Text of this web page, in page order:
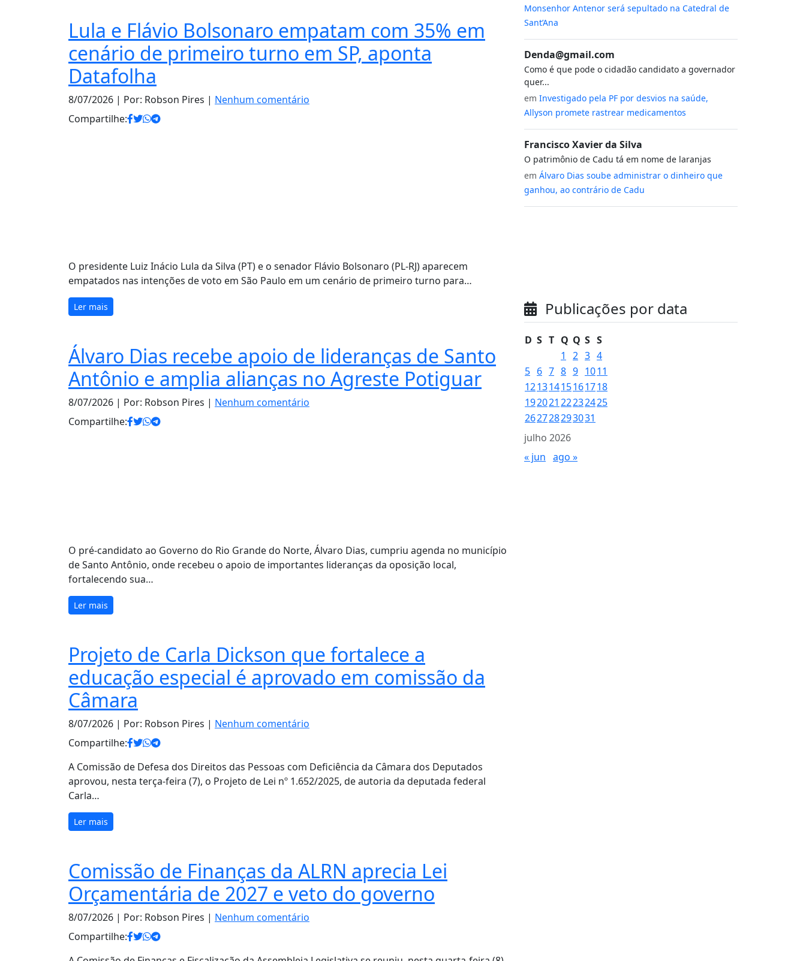
Lula e Flávio Bolsonaro empatam com 35% em
cenário de primeiro turno em SP, aponta
Datafolha
8/07/2026 | Por: Robson Pires | Nenhum comentário
Compartilhe:
O presidente Luiz Inácio Lula da Silva (PT) e o senador Flávio Bolsonaro (PL-RJ) aparecem
empatados nas intenções de voto em São Paulo em um cenário de primeiro turno para…
Ler mais
Álvaro Dias recebe apoio de lideranças de Santo
Antônio e amplia alianças no Agreste Potiguar
8/07/2026 | Por: Robson Pires | Nenhum comentário
Compartilhe:
O pré-candidato ao Governo do Rio Grande do Norte, Álvaro Dias, cumpriu agenda no município
de Santo Antônio, onde recebeu o apoio de importantes lideranças da oposição local,
fortalecendo sua…
Ler mais
Projeto de Carla Dickson que fortalece a
educação especial é aprovado em comissão da
Câmara
8/07/2026 | Por: Robson Pires | Nenhum comentário
Compartilhe:
A Comissão de Defesa dos Direitos das Pessoas com Deficiência da Câmara dos Deputados
aprovou, nesta terça-feira (7), o Projeto de Lei nº 1.652/2025, de autoria da deputada federal
Carla…
Ler mais
Comissão de Finanças da ALRN aprecia Lei
Orçamentária de 2027 e veto do governo
8/07/2026 | Por: Robson Pires | Nenhum comentário
Compartilhe:
Monsenhor Antenor será sepultado na Catedral de
Sant’Ana
Denda@gmail.com
Como é que pode o cidadão candidato a governador
quer...
em Investigado pela PF por desvios na saúde,
Allyson promete rastrear medicamentos
Francisco Xavier da Silva
O patrimônio de Cadu tá em nome de laranjas
em Álvaro Dias soube administrar o dinheiro que
ganhou, ao contrário de Cadu
Publicações por data
julho 2026
D S T Q Q S S
1
2 3 4
5 6 7 8 9 1011
12131415161718
192021 22232425
262728293031
« jun ago »